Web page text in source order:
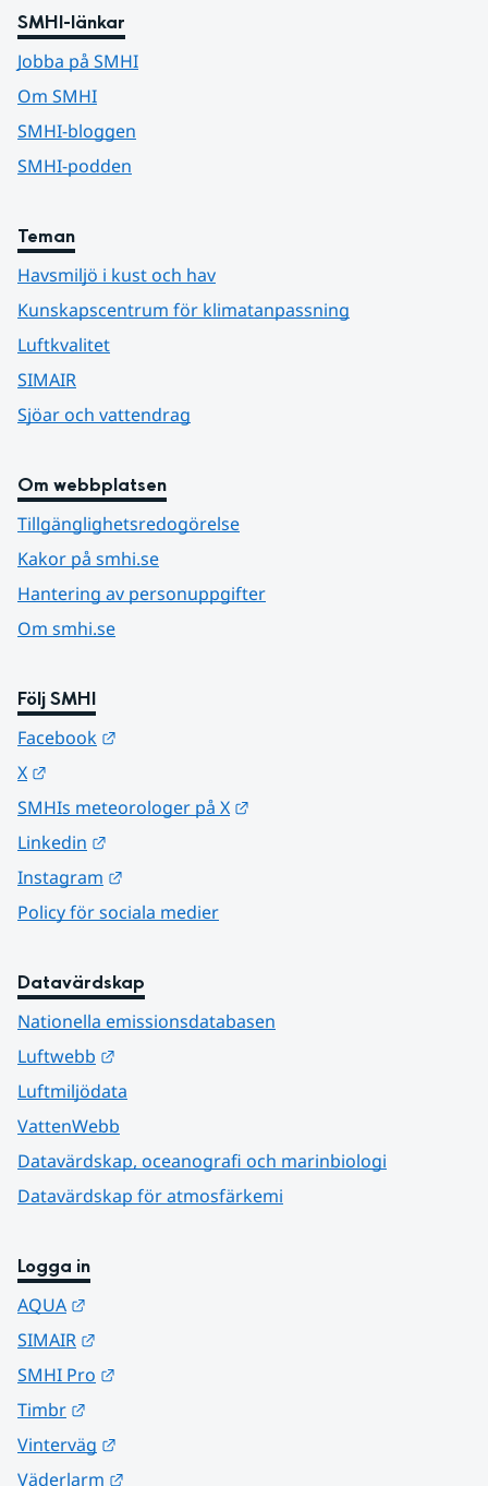
SMHI-länkar
Jobba på SMHI
Om SMHI
SMHI-bloggen
SMHI-podden
Teman
Havsmiljö i kust och hav
Kunskapscentrum för klimatanpassning
Luftkvalitet
SIMAIR
Sjöar och vattendrag
Om webbplatsen
Tillgänglighetsredogörelse
Kakor på smhi.se
Hantering av personuppgifter
Om smhi.se
Följ SMHI
Facebook
X
SMHIs meteorologer på X
Linkedin
Instagram
Policy för sociala medier
Datavärdskap
Nationella emissionsdatabasen
Luftwebb
Luftmiljödata
VattenWebb
Datavärdskap, oceanografi och marinbiologi
Datavärdskap för atmosfärkemi
Logga in
AQUA
SIMAIR
SMHI Pro
Timbr
Vinterväg
Väderlarm